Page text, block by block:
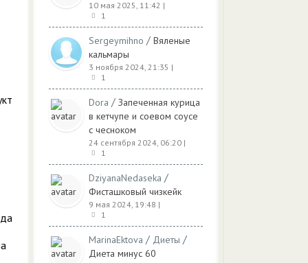
10 мая 2025, 11:42 |
1
Sergeymihno / Вяленые
кальмары
3 ноября 2024, 21:35 |
1
Dora / Запеченная курица
в кетчупе и соевом соусе
с чесноком
24 сентября 2024, 06:20 |
1
DziyanaNedaseka /
Фисташковый чизкейк
9 мая 2024, 19:48 |
1
MarinaEktova / Диеты /
Диета минус 60